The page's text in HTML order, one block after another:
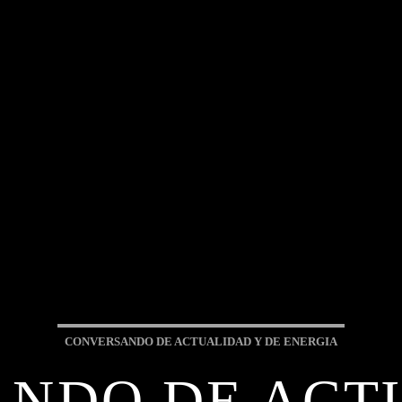
CONVERSANDO DE ACTUALIDAD Y DE ENERGIA